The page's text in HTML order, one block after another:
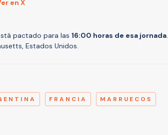
en X
pactado para las 16:00 horas de esa jornada.
Estados Unidos.
FRANCIA MARRUECOS